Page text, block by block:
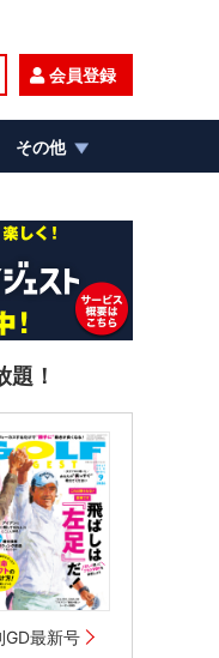
会員登録
その他
題！
GD最新号